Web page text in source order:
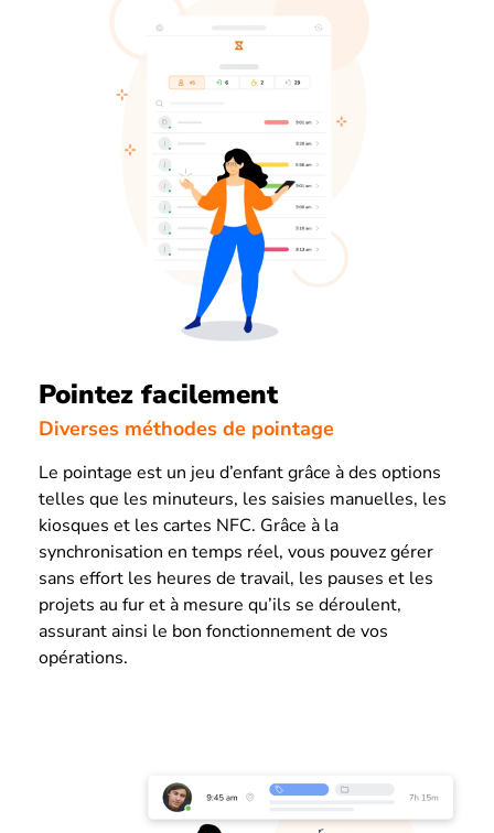
Pointez facilement
Diverses méthodes de pointage
Le pointage est un jeu d’enfant grâce à des options
telles que les minuteurs, les saisies manuelles, les
kiosques et les cartes NFC. Grâce à la
synchronisation en temps réel, vous pouvez gérer
sans effort les heures de travail, les pauses et les
projets au fur et à mesure qu’ils se déroulent,
assurant ainsi le bon fonctionnement de vos
opérations.